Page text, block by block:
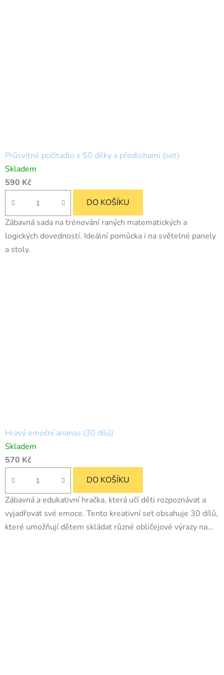
Průsvitné počítadlo s 50 dílky a předlohami (set)
Skladem
590 Kč
DO KOŠÍKU
Zábavná sada na trénování raných matematických a
logických dovedností. Ideální pomůcka i na světelné panely
a stoly.
Hravý emoční ananas (30 dílů)
Skladem
570 Kč
DO KOŠÍKU
Zábavná a edukativní hračka, která učí děti rozpoznávat a
vyjadřovat své emoce. Tento kreativní set obsahuje 30 dílů,
které umožňují dětem skládat různé obličejové výrazy na...